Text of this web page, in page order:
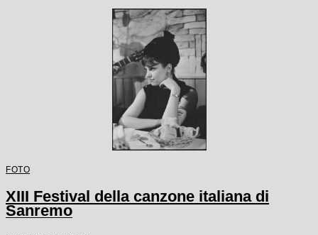
FOTO
XIII Festival della canzone italiana di
Sanremo